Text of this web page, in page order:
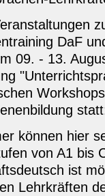
DaF
09. - 13.
können hier
von A1 bis
ist
Lehrkräften